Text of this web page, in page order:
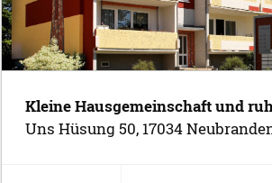
Kleine Hausgemeinschaft und
Uns Hüsung 50, 17034